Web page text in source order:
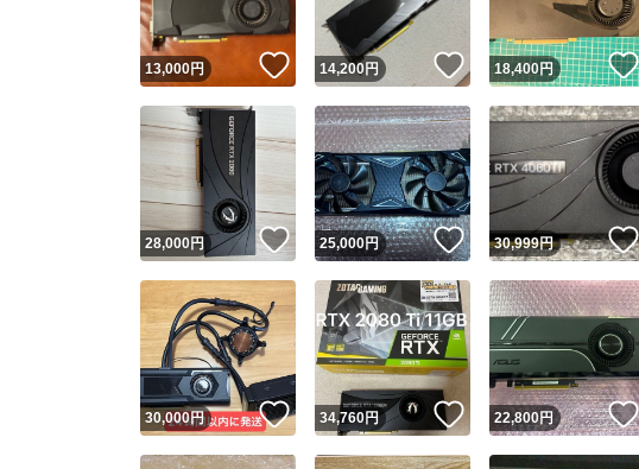
スピード＆安心発送
スピード発送
安心発送
13,000円 いいね！
14,200円 いいね！
18,400円
28,000円 いいね！
25,000円 いいね！
30,999円
30,000円 いいね！
34,760円 いいね！
22,800円